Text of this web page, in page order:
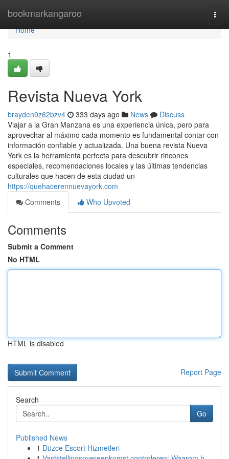
bookmarkangaroo
Home
Home
1
Revista Nueva York
brayden9z62bzv4 333 days ago News
Discuss
Viajar a la Gran Manzana es una experiencia única, pero para
aprovechar al máximo cada momento es fundamental contar con
información confiable y actualizada. Una buena revista Nueva
York es la herramienta perfecta para descubrir rincones
especiales, recomendaciones locales y las últimas tendencias
culturales que hacen de esta ciudad un
https://quehacerennuevayork.com
Comments
Who Upvoted
Comments
Submit a Comment
No HTML
HTML is disabled
Report Page
Search
Go
Published News
1 Düzce Escort Hizmetleri